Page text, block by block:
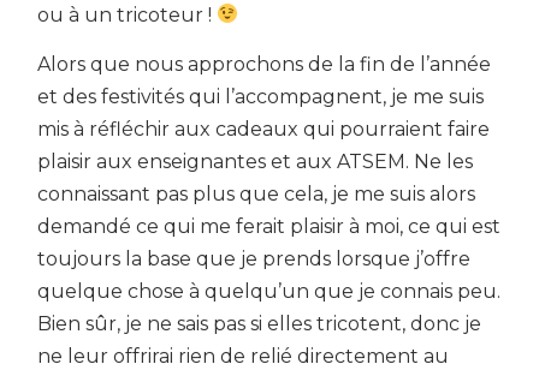
ou à un tricoteur !
Alors que nous approchons de la fin de l’année
et des festivités qui l’accompagnent, je me suis
mis à réfléchir aux cadeaux qui pourraient faire
plaisir aux enseignantes et aux ATSEM. Ne les
connaissant pas plus que cela, je me suis alors
demandé ce qui me ferait plaisir à moi, ce qui est
toujours la base que je prends lorsque j’offre
quelque chose à quelqu’un que je connais peu.
Bien sûr, je ne sais pas si elles tricotent, donc je
ne leur offrirai rien de relié directement au